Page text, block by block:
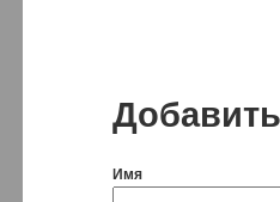
Имя